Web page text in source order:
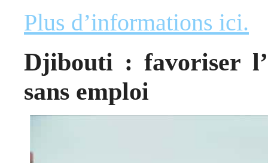
Plus d’informations ici.
Djibouti : favoriser
sans emploi